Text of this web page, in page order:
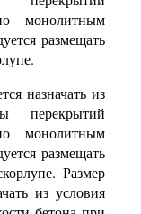
монолитным
размещать
назначать из
перекрытий
монолитным
размещать
Размер
из условия